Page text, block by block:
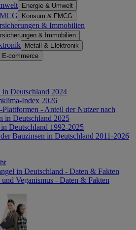
Energie & Umwelt
Konsum & FMCG
& Immobilien
& Immobilien
Metall & Elektronik
E-commerce
in Deutschland 2024
Index 2026
Plattformen - Anteil der Nutzer nach
in Deutschland 2025
Deutschland 1992-2025
Bauzinsen in Deutschland 2011-2026
in Deutschland - Daten & Fakten
und Veganismus - Daten & Fakten